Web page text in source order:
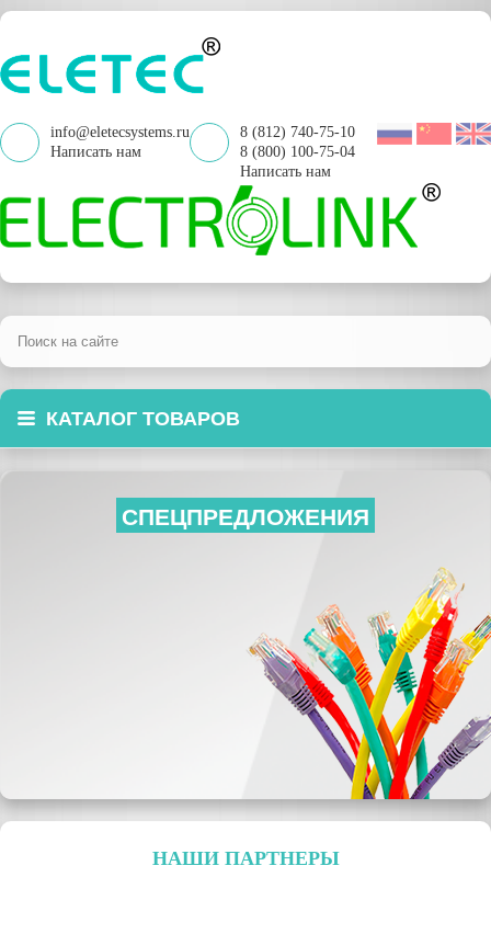
info@eletecsystems.ru
Написать нам
8 (812) 740-75-10
8 (800) 100-75-04
Написать нам
КАТАЛОГ ТОВАРОВ
СПЕЦПРЕДЛОЖЕНИЯ
НАШИ ПАРТНЕРЫ